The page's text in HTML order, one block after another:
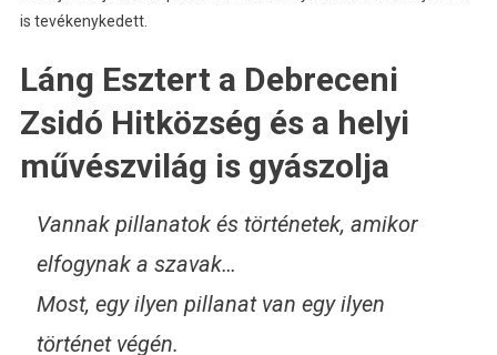
is tevékenykedett.
Láng Esztert a Debreceni
Zsidó Hitközség és a helyi
művészvilág is gyászolja
Vannak pillanatok és történetek, amikor
elfogynak a szavak…
Most, egy ilyen pillanat van egy ilyen
történet végén.